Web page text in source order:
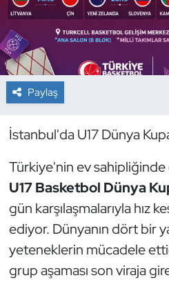
Paylaş
İstanbul'da U17 Dünya
Türkiye'nin ev
U17 Basketbol Dünya
gün karşılaşmalarıyla hız
ediyor. Dünyanın dört bir
yeteneklerin mücadele
grup aşaması son viraja
Curling
Dağcılık
Dans Sporları
Dövüş Sanatı
E-Spor
Eskrim
Futbol
Futsal